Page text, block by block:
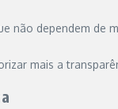
não dependem
mais a